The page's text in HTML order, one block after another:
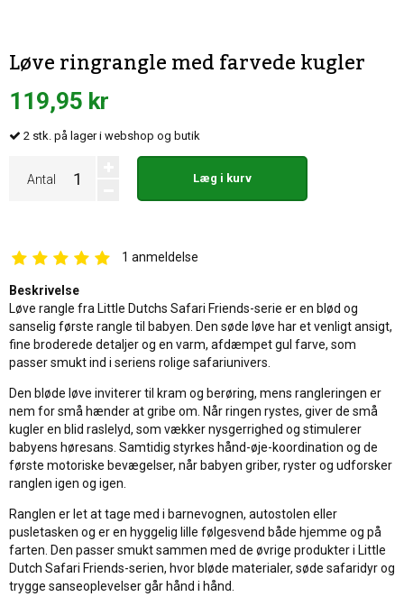
Løve ringrangle med farvede kugler
119,95 kr
2 stk. på lager i webshop og butik
Antal Læg i kurv
1 anmeldelse
Beskrivelse
Løve rangle fra Little Dutchs Safari Friends-serie er en blød og
sanselig første rangle til babyen. Den søde løve har et venligt ansigt,
fine broderede detaljer og en varm, afdæmpet gul farve, som
passer smukt ind i seriens rolige safariunivers.
Den bløde løve inviterer til kram og berøring, mens rangleringen er
nem for små hænder at gribe om. Når ringen rystes, giver de små
kugler en blid raslelyd, som vækker nysgerrighed og stimulerer
babyens høresans. Samtidig styrkes hånd-øje-koordination og de
første motoriske bevægelser, når babyen griber, ryster og udforsker
ranglen igen og igen.
Ranglen er let at tage med i barnevognen, autostolen eller
pusletasken og er en hyggelig lille følgesvend både hjemme og på
farten. Den passer smukt sammen med de øvrige produkter i Little
Dutch Safari Friends-serien, hvor bløde materialer, søde safaridyr og
trygge sanseoplevelser går hånd i hånd.